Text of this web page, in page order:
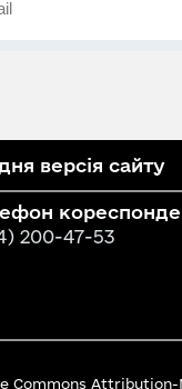
версія сайту
200-47-53
Commons